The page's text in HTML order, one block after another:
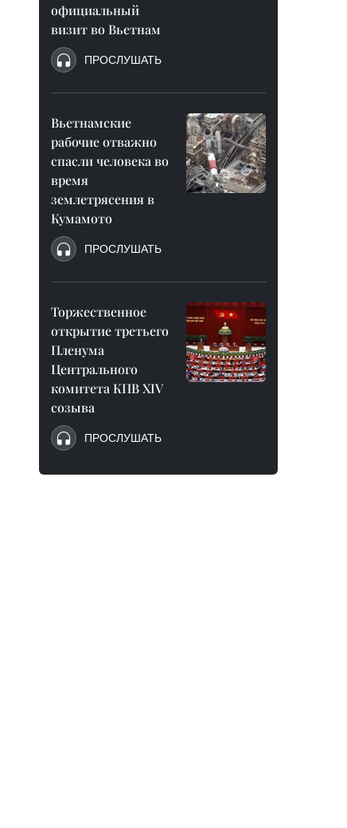
официальный
визит во Вьетнам
ПРОСЛУШАТЬ
Вьетнамские
рабочие отважно
спасли человека во
время
землетрясения в
Кумамото
ПРОСЛУШАТЬ
Торжественное
открытие третьего
Пленума
Центрального
комитета КПВ XIV
созыва
ПРОСЛУШАТЬ